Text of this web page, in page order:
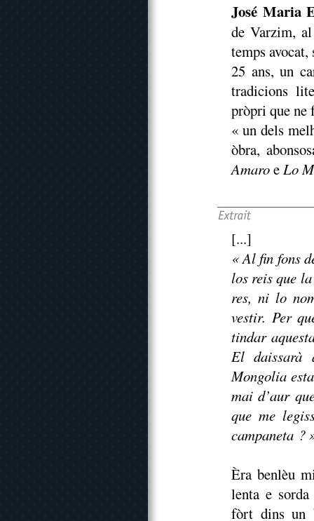
José Maria
de Varzim,
temps
25 ans, un
tradicions
pròpri que ne
« un dels
òbra,
AmaroeLo
[...]
« Al fin fons
los reis que
res, ni lo
vestir. Per
tindar
El daissarà
Mongolia
mai d’aur
que me
campaneta ?
Èra benlèu
lenta e sorda
fòrt dins un